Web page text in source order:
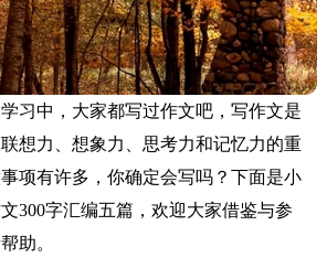
习中，大家都写过作文吧，写作文是
想力、想象力、思考力和记忆力的重
项有许多，你确定会写吗？下面是小
300字汇编五篇，欢迎大家借鉴与参
助。